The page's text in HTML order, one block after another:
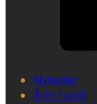
Nyheder
Året rundt